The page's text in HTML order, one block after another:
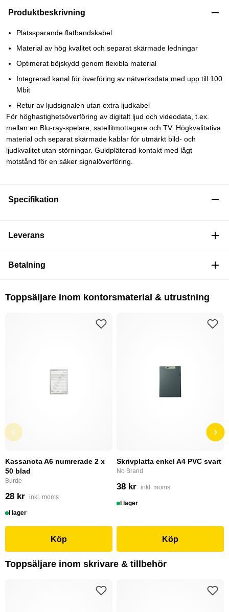
Produktbeskrivning
Platssparande flatbandskabel
Material av hög kvalitet och separat skärmade ledningar
Optimerat böjskydd genom flexibla material
Integrerad kanal för överföring av nätverksdata med upp till 100
Mbit
Retur av ljudsignalen utan extra ljudkabel
För höghastighetsöverföring av digitalt ljud och videodata, t.ex.
mellan en Blu-ray-spelare, satellitmottagare och TV. Högkvalitativa
material och separat skärmade kablar för utmärkt bild- och
ljudkvalitet utan störningar. Guldpläterad kontakt med lågt
motstånd för en säker signalöverföring.
Specifikation
Leverans
Betalning
Toppsäljare inom kontorsmaterial & utrustning
Kassanota A6 numrerade 2 x
50 blad
Burde
28 kr inkl. moms
I lager
Köp
Skrivplatta enkel A4 PVC svart
No Brand
38 kr inkl. moms
I lager
Köp
Toppsäljare inom skrivare & tillbehör